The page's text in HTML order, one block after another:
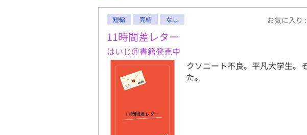
短編 完結 なし お気に入り
11時間差レター
はいじ＠書籍発売中
クソニート不良。平凡大学生。
た。